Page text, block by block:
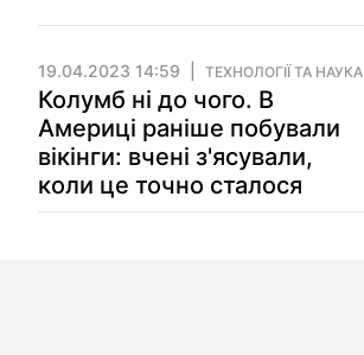
19.04.2023 14:59 ТЕХНОЛОГІЇ ТА НАУКА
Колумб ні до чого. В
Америці раніше побували
вікінги: вчені з'ясували,
коли це точно сталося